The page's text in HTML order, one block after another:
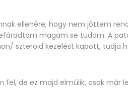
ellenére, hogy nem jöttem
magam se tudom. A
szteroid kezelést kapott, tudja
de ez majd elmúlik, csak már